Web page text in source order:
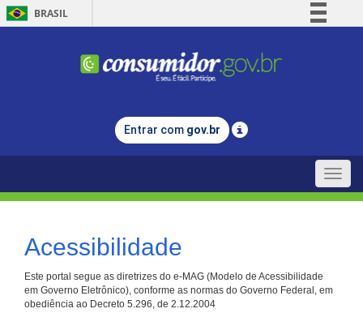
BRASIL
Comunica BR
Legislação
Entrar com gov.br
Toggle
Acessibilidade
Este portal segue as diretrizes do e-MAG (Modelo de Acessibilidade
em Governo Eletrônico), conforme as normas do Governo Federal, em
obediência ao Decreto 5.296, de 2.12.2004